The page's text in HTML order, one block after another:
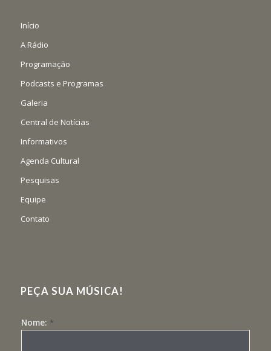
Início
A Rádio
Programação
Podcasts e Programas
Galeria
Central de Notícias
Informativos
Agenda Cultural
Pesquisas
Equipe
Contato
PEÇA SUA MÚSICA!
Nome: *